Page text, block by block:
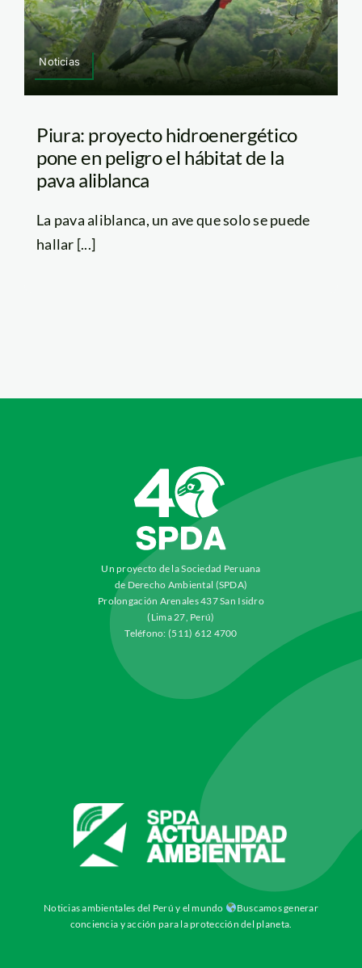
Noticias
Piura: proyecto hidroenergético
pone en peligro el hábitat de la
pava aliblanca
La pava aliblanca, un ave que solo se puede
hallar [...]
Un proyecto de la Sociedad Peruana
de Derecho Ambiental (SPDA)
Prolongación Arenales 437 San Isidro
(Lima 27, Perú)
Teléfono: (511) 612 4700
Noticias ambientales del Perú y el mundo
Buscamos generar
conciencia y acción para la protección del planeta.